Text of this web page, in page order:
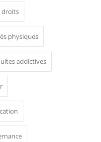
droits
physiques
addictives